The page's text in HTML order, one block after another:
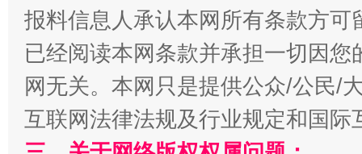
报料信息人承认本网所有条款方
已经阅读本网条款并承担一切因
网无关。本网只是提供公众/公民/
互联网法律法规及行业规定和国